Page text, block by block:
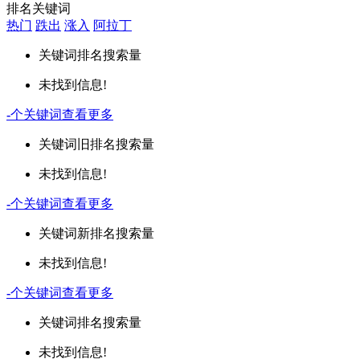
排名关键词
热门 跌出 涨入 阿拉丁
关键词排名搜索量
未找到信息!
-个关键词查看更多
关键词 旧排名搜索量
未找到信息!
-个关键词查看更多
关键词新排名搜索量
未找到信息!
-个关键词查看更多
关键词排名搜索量
未找到信息!